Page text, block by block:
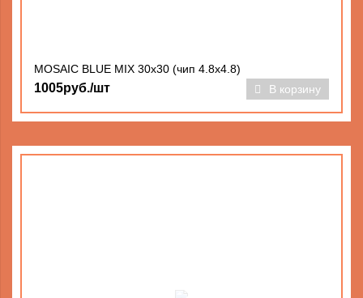
MOSAIC BLUE MIX 30x30 (чип 4.8х4.8)
1005руб./шт В корзину